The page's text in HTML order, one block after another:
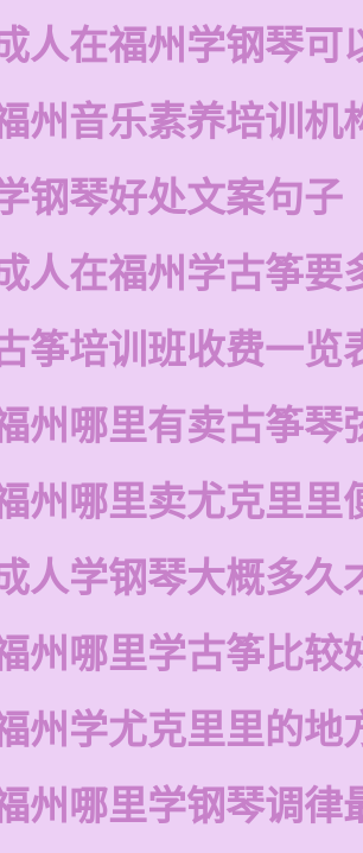
人在福州学钢琴可
州音乐素养培训机
钢琴好处文案句子
人在福州学古筝要
筝培训班收费一览
州哪里有卖古筝琴
州哪里卖尤克里里
人学钢琴大概多久
州哪里学古筝比较
州学尤克里里的地
州哪里学钢琴调律